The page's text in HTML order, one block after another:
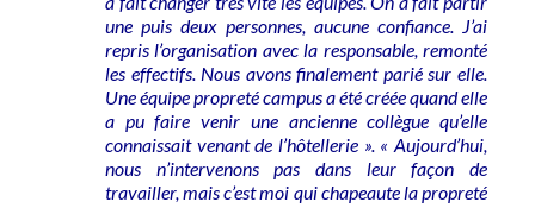
une puis deux personnes, aucune confiance. J’ai
repris l’organisation avec la responsable, remonté
les effectifs. Nous avons finalement parié sur elle.
Une équipe propreté campus a été créée quand elle
a pu faire venir une ancienne collègue qu’elle
connaissait venant de l’hôtellerie ». « Aujourd’hui,
nous n’intervenons pas dans leur façon de
travailler, mais c’est moi qui chapeaute la propreté